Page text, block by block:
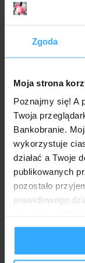
Zgoda
Moja strona
Poznajmy się! A
Twoja
Bankobranie.
wykorzystuje
działać a Twoje
publikowanych
pozostało
prawidłowego
analizować ruch
korzystasz z
systemów
handlowych
• możliwość
marketing
O najlepszych
okazjonalnie,
To
promocjach